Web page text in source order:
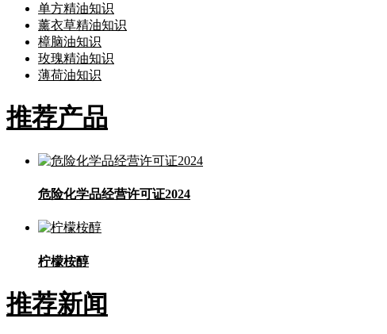
单方精油知识
薰衣草精油知识
樟脑油知识
玫瑰精油知识
薄荷油知识
推荐产品
危险化学品经营许可证2024
柠檬桉醇
推荐新闻